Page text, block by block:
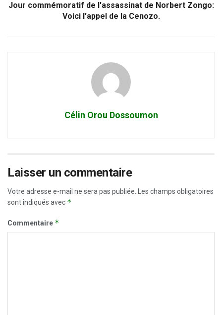
Jour commémoratif de l'assassinat de Norbert Zongo:
Voici l'appel de la Cenozo.
Célin Orou Dossoumon
Laisser un commentaire
Votre adresse e-mail ne sera pas publiée.
Les champs obligatoires
sont indiqués avec *
Commentaire *